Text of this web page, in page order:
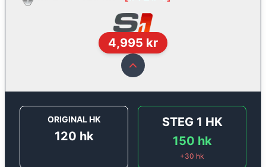
4,995 kr
ORIGINAL HK
120 hk
STEG 1 HK
150 hk
+30 hk